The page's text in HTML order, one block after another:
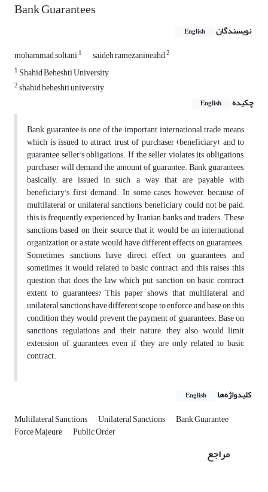
Bank Guarantees
نویسندگان English
mohammad soltani1 saideh ramezanineahd2
1 Shahid Beheshti University
2shahid beheshti university
چکیده
English
Bank guarantee is one of the important international trade means
which is issued to attract trust of purchaser (beneficiary), and to
guarantee seller’s obligations. If the seller violates its obligations,
purchaser will demand the amount of guarantee. Bank guarantees,
basically, are issued in such a way that are payable with
beneficiary’s first demand. In some cases, however, because of
multilateral or unilateral sanctions, beneficiary could not be paid;
this is frequently experienced by Iranian banks and traders. These
sanctions based on their source that it would be an international
organization or a state, would have different effects on guarantees.
Sometimes sanctions have direct effect on guarantees and
sometimes it would related to basic contract, and this raises this
question that, does the law which put sanction on basic contract
extent to guarantees? This paper shows that multilateral and
unilateral sanctions have different scope to enforce, and base on this
condition they would prevent the payment of guarantees. Base on
sanctions regulations and their nature, they also would limit
extension of guarantees even if they are only related to basic
contract.
کلیدواژه‌ها English
Multilateral Sanctions Unilateral Sanctions Bank Guarantee
Force Majeure Public Order
مراجع